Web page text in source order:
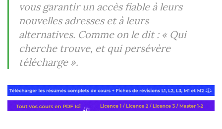
vous garantir un accès fiable à leurs
nouvelles adresses et à leurs
alternatives. Comme on le dit : « Qui
cherche trouve, et qui persévère
télécharge ».